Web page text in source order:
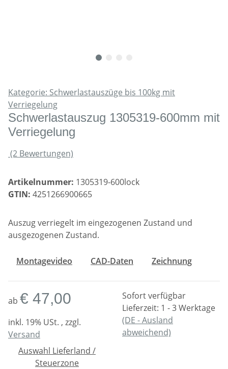
Kategorie: Schwerlastauszüge bis 100kg mit
Verriegelung
Schwerlastauszug 1305319-600mm mit
Verriegelung
(2 Bewertungen)
Artikelnummer: 1305319-600lock
GTIN: 4251266900665
Auszug verriegelt im eingezogenen Zustand und
ausgezogenen Zustand.
Montagevideo CAD-Daten Zeichnung
ab € 47,00
inkl. 19% USt. , zzgl.
Versand
Auswahl Lieferland /
Steuerzone
Sofort verfügbar
Lieferzeit: 1 - 3 Werktage
(DE - Ausland
abweichend)